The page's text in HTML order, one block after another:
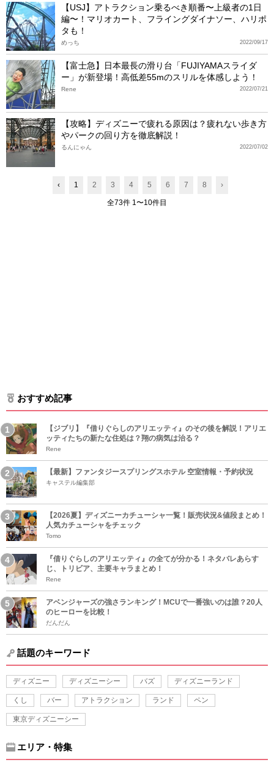
【USJ】アトラクション乗るべき順番〜上級者の1日
編〜！マリオカート、フライングダイナソー、ハリポ
タも！
2022/09/17
めっち
【富士急】日本最長の滑り台「FUJIYAMAスライダ
ー」が新登場！高低差55mのスリルを体感しよう！
2022/07/21
Rene
【攻略】ディズニーで疲れる原因は？疲れない歩き方
やパークの回り方を徹底解説！
2022/07/02
るんにゃん
‹ 1 2 3 4 5 6 7 8 ›
全73件 1〜10件目
おすすめ記事
【ジブリ】『借りぐらしのアリエッティ』のその後を解説！アリエ
ッティたちの新たな住処は？翔の病気は治る？
Rene
【最新】ファンタジースプリングスホテル 空室情報・予約状況
キャステル編集部
【2026夏】ディズニーカチューシャ一覧！販売状況&値段まとめ！
人気カチューシャをチェック
Tomo
『借りぐらしのアリエッティ』の全てが分かる！ネタバレあらす
じ、トリビア、主要キャラまとめ！
Rene
アベンジャーズの強さランキング！MCUで一番強いのは誰？20人
のヒーローを比較！
だんだん
話題のキーワード
ディズニー ディズニーシー バズ ディズニーランド
くし バー アトラクション ランド ペン
東京ディズニーシー
エリア・特集